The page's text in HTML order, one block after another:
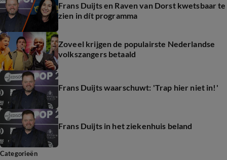
Frans Duijts en Raven van Dorst kwetsbaar te
zien in dít programma
Zoveel krijgen de populairste Nederlandse
volkszangers betaald
Frans Duijts waarschuwt: 'Trap hier niet in!'
Frans Duijts in het ziekenhuis beland
Categorieën